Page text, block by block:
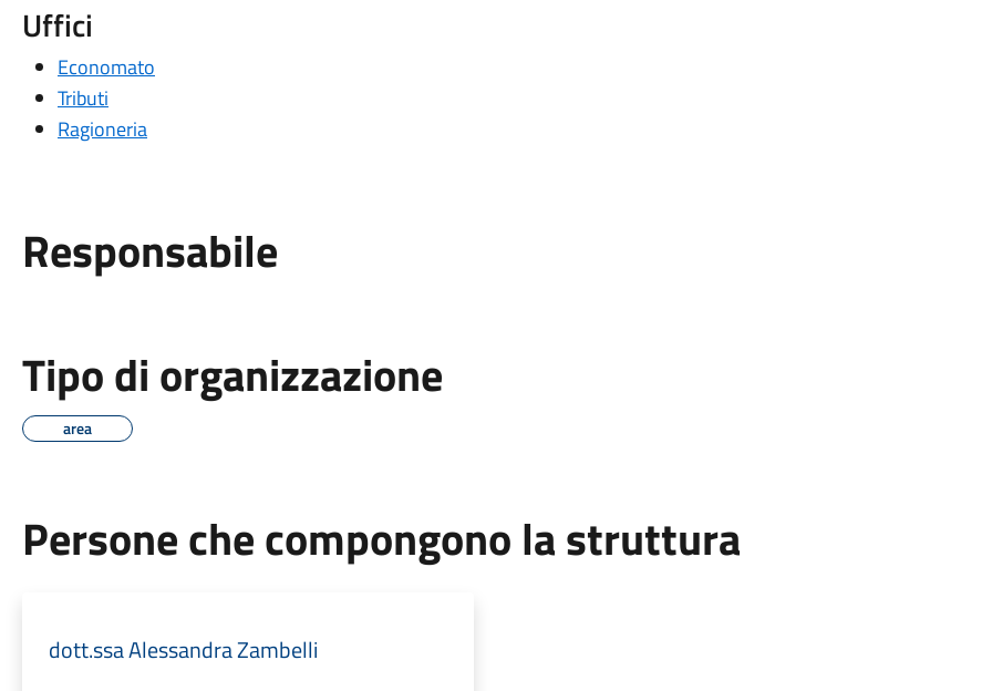
Uffici
Economato
Tributi
Ragioneria
Responsabile
Tipo di organizzazione
area
Persone che compongono la struttura
dott.ssa Alessandra Zambelli